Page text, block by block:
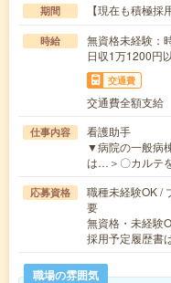
期間 【現在も積極
時給
無資格未経験
日収1万1200円
交通費
交通費全額支給
仕事内容
看護助手
▼病院の一般病
は…＞〇カルテ
応募資格
職種未経験OK /
要
無資格・未経
採用予定履歴書
職場の雰囲気